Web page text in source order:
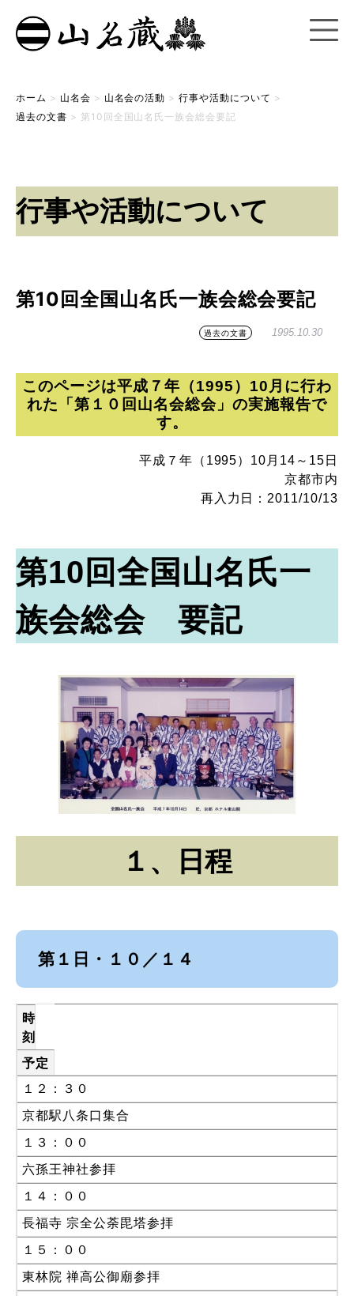
ホーム > 山名会 > 山名会の活動 >行事や活動について >
過去の文書 > 第10回全国山名氏一族会総会要記
行事や活動について
第10回全国山名氏一族会総会要記
過去の文書 1995.10.30
このページは平成７年（1995）10月に行わ
れた「第１０回山名会総会」の実施報告で
す。
平成７年（1995）10月14～15日
京都市内
再入力日：2011/10/13
第10回全国山名氏一
族会総会 要記
１、日程
第１日・１０／１４
時
刻
予定
１２：３０
京都駅八条口集合
１３：００
六孫王神社参拝
１４：００
長福寺 宗全公荼毘塔参拝
１５：００
東林院 禅高公御廟参拝